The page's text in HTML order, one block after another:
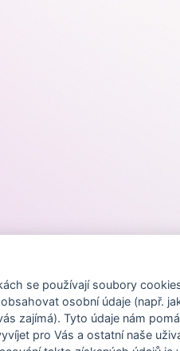
se používají soubory
osobní údaje (např.
zajímá). Tyto údaje nám
pro Vás a ostatní naše